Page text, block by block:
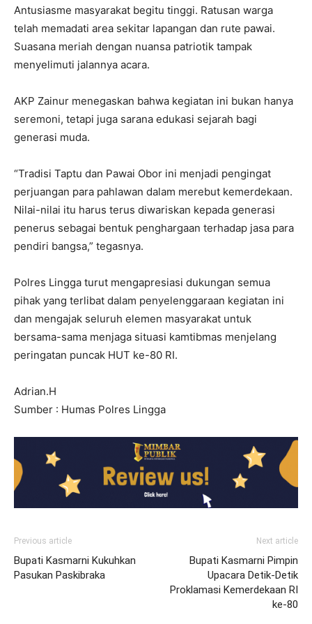
Antusiasme masyarakat begitu tinggi. Ratusan warga
telah memadati area sekitar lapangan dan rute pawai.
Suasana meriah dengan nuansa patriotik tampak
menyelimuti jalannya acara.
AKP Zainur menegaskan bahwa kegiatan ini bukan hanya
seremoni, tetapi juga sarana edukasi sejarah bagi
generasi muda.
“Tradisi Taptu dan Pawai Obor ini menjadi pengingat
perjuangan para pahlawan dalam merebut kemerdekaan.
Nilai-nilai itu harus terus diwariskan kepada generasi
penerus sebagai bentuk penghargaan terhadap jasa para
pendiri bangsa,” tegasnya.
Polres Lingga turut mengapresiasi dukungan semua
pihak yang terlibat dalam penyelenggaraan kegiatan ini
dan mengajak seluruh elemen masyarakat untuk
bersama-sama menjaga situasi kamtibmas menjelang
peringatan puncak HUT ke-80 RI.
Adrian.H
Sumber : Humas Polres Lingga
Previous article
Bupati Kasmarni Kukuhkan
Pasukan Paskibraka
Next article
Bupati Kasmarni Pimpin
Upacara Detik-Detik
Proklamasi Kemerdekaan RI
ke-80